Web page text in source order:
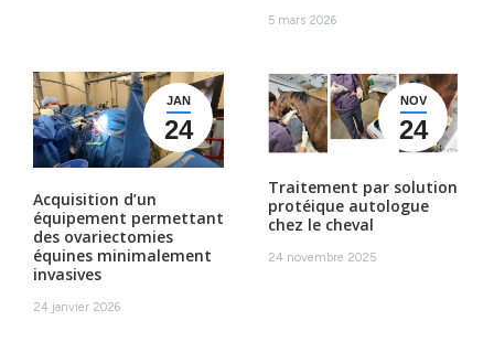
5 mars 2026
JAN
24
Acquisition d’un
équipement permettant
des ovariectomies
équines minimalement
invasives
24 janvier 2026
NOV
24
Traitement par solution
protéique autologue
chez le cheval
24 novembre 2025